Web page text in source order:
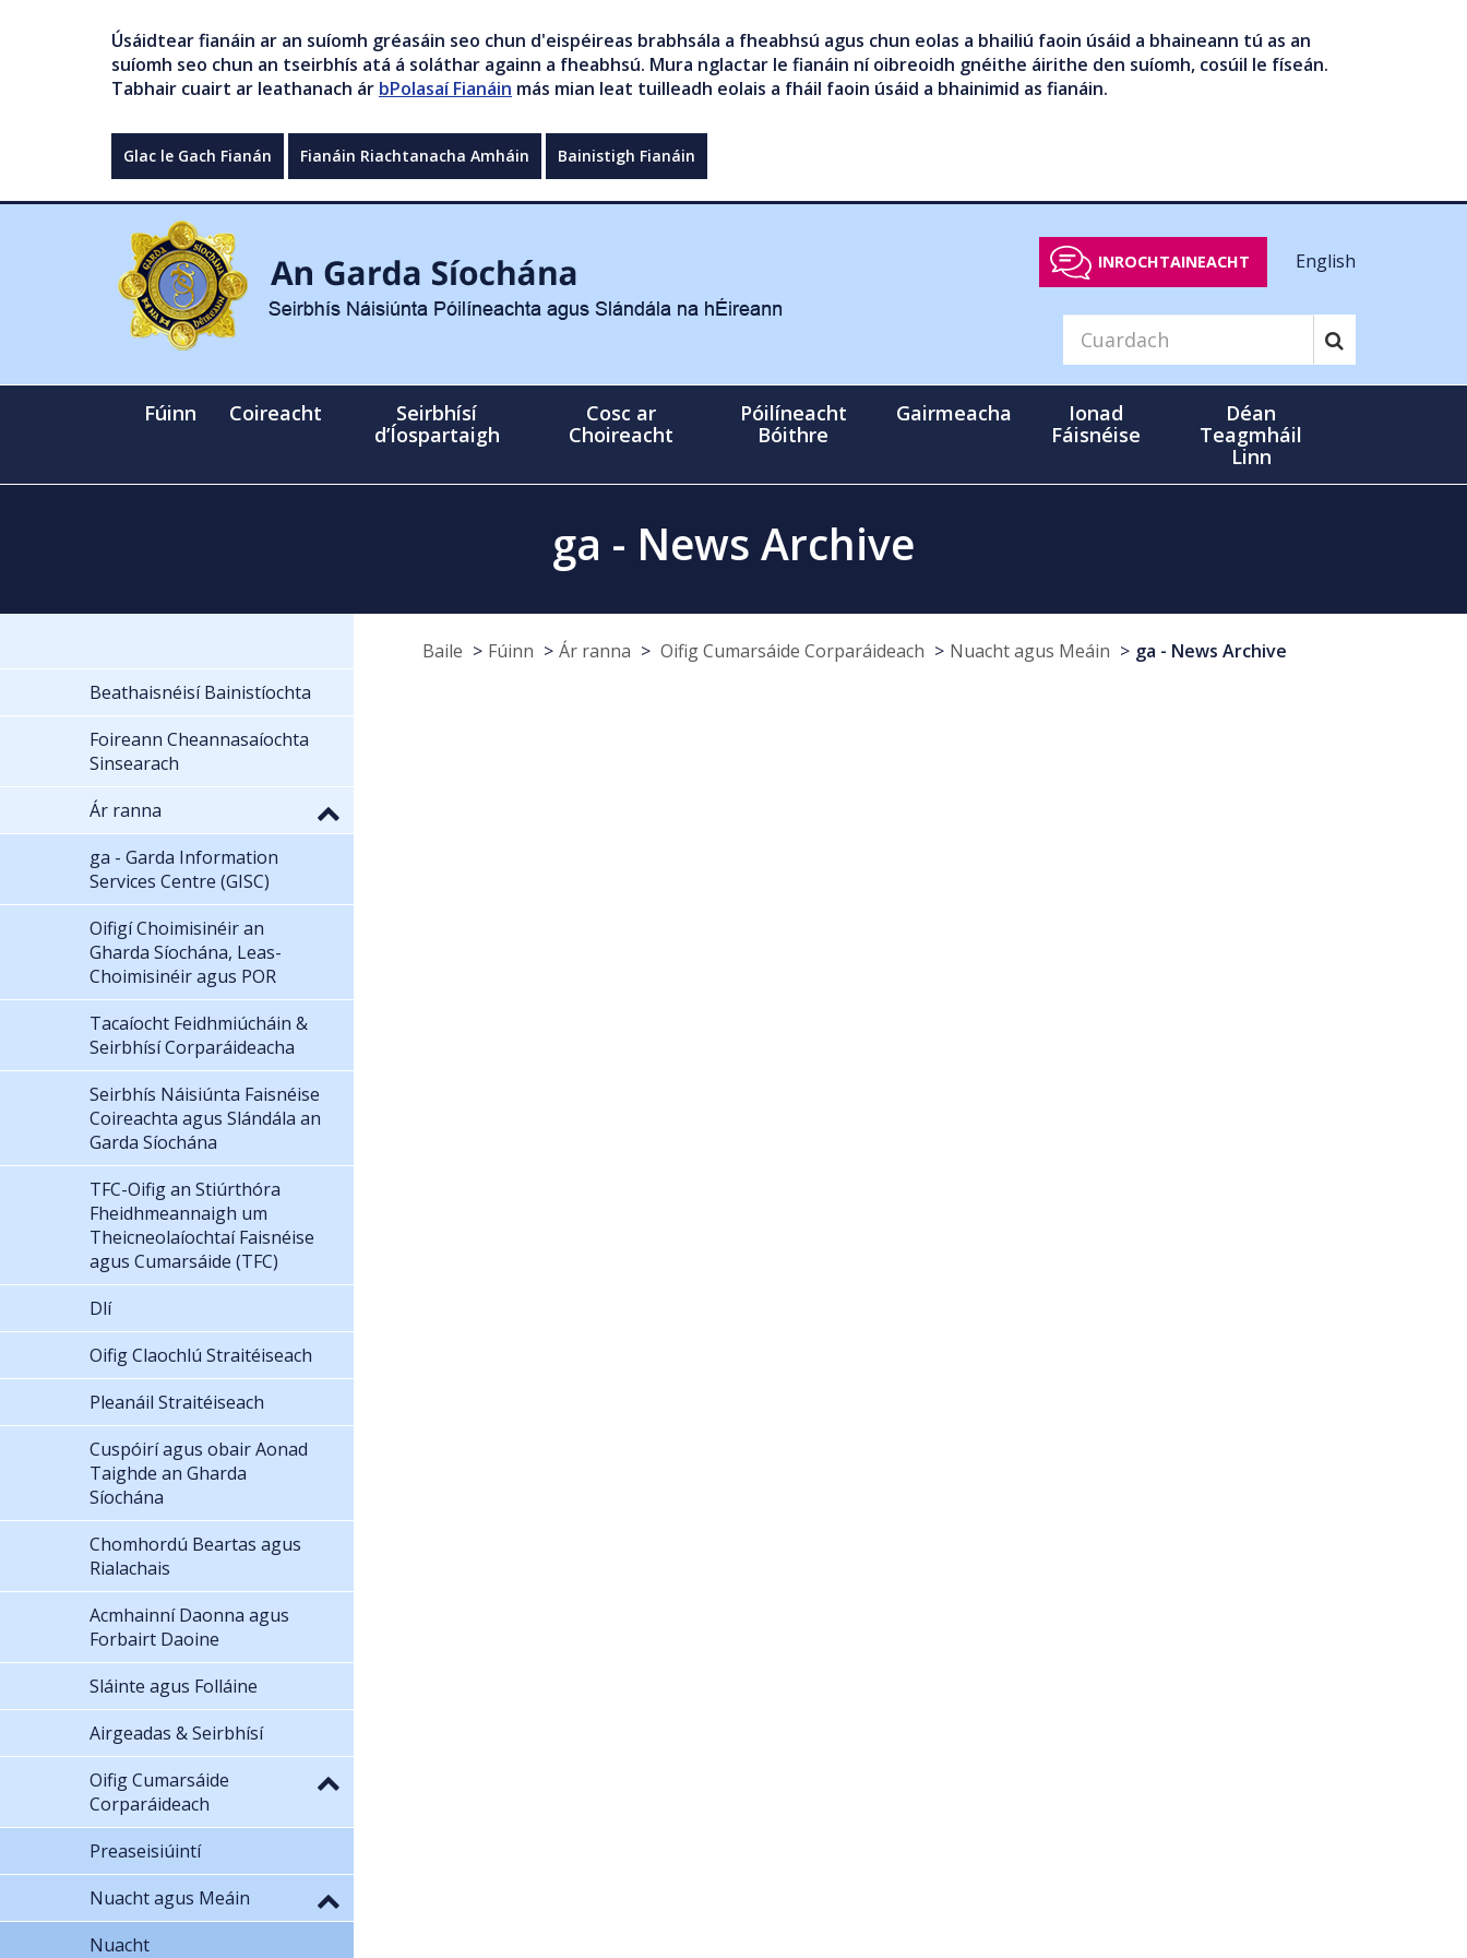
Úsáidtear fianáin ar an suíomh gréasáin seo chun d'eispéireas brabhsála a fheabhsú agus chun eolas a bhailiú faoin úsáid a bhaineann tú as an
suíomh seo chun an tseirbhís atá á soláthar againn a fheabhsú. Mura nglactar le fianáin ní oibreoidh gnéithe áirithe den suíomh, cosúil le físeán.
Tabhair cuairt ar leathanach ár bPolasaí Fianáin más mian leat tuilleadh eolais a fháil faoin úsáid a bhainimid as fianáin.
Glac le Gach Fianán Fianáin Riachtanacha Amháin Bainistigh Fianáin
INROCHTAINEACHT English
Fúinn Coireacht
Seirbhísí
d’Íospartaigh
Cosc ar
Choireacht
Póilíneacht
Bóithre
Gairmeacha
Ionad
Fáisnéise
Déan
Teagmháil
Linn
ga - News Archive
Baile Fúinn Ár ranna Oifig Cumarsáide Corparáideach Nuacht agus Meáin
ga - News Archive
Beathaisnéisí Bainistíochta
Foireann Cheannasaíochta
Sinsearach
Ár ranna
ga - Garda Information
Services Centre (GISC)
Oifigí Choimisinéir an
Gharda Síochána, Leas-
Choimisinéir agus POR
Tacaíocht Feidhmiúcháin &
Seirbhísí Corparáideacha
Seirbhís Náisiúnta Faisnéise
Coireachta agus Slándála an
Garda Síochána
TFC-Oifig an Stiúrthóra
Fheidhmeannaigh um
Theicneolaíochtaí Faisnéise
agus Cumarsáide (TFC)
Dlí
Oifig Claochlú Straitéiseach
Pleanáil Straitéiseach
Cuspóirí agus obair Aonad
Taighde an Gharda
Síochána
Chomhordú Beartas agus
Rialachais
Acmhainní Daonna agus
Forbairt Daoine
Sláinte agus Folláine
Airgeadas & Seirbhísí
Oifig Cumarsáide
Corparáideach
Preaseisiúintí
Nuacht agus Meáin
Nuacht